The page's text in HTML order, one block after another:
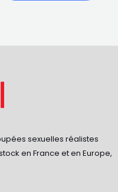
sexuelles réalistes
en France et en Europe,